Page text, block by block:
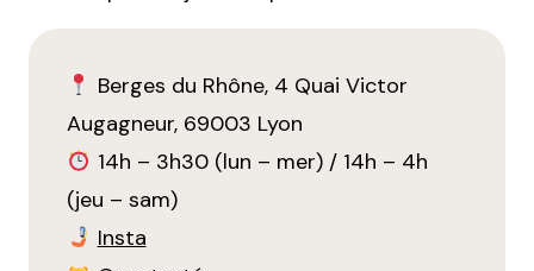
Berges du Rhône, 4 Quai Victor
Augagneur, 69003 Lyon
14h – 3h30 (lun – mer) / 14h – 4h
(jeu – sam)
Insta